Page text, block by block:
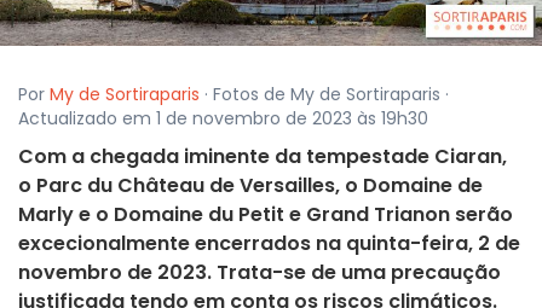
Por My de Sortiraparis · Fotos de My de Sortiraparis ·
Actualizado em 1 de novembro de 2023 às 19h30
Com a chegada iminente da tempestade Ciaran,
o Parc du Château de Versailles, o Domaine de
Marly e o Domaine du Petit e Grand Trianon serão
excecionalmente encerrados na quinta-feira, 2 de
novembro de 2023. Trata-se de uma precaução
justificada tendo em conta os riscos climáticos.